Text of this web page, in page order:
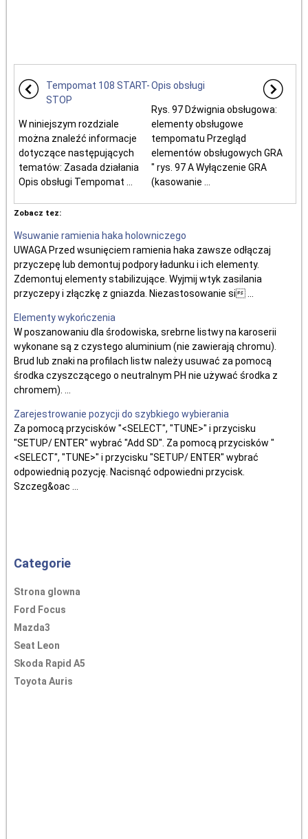
Tempomat 108 START-
STOP
W niniejszym rozdziale
można znaleźć informacje
dotyczące następujących
tematów: Zasada działania
Opis obsługi Tempomat ...
Opis obsługi
Rys. 97 Dźwignia obsługowa:
elementy obsługowe
tempomatu Przegląd
elementów obsługowych GRA
" rys. 97 A Wyłączenie GRA
(kasowanie ...
Zobacz tez:
Wsuwanie ramienia haka holowniczego
UWAGA Przed wsunięciem ramienia haka zawsze odłączaj
przyczepę lub demontuj podpory ładunku i ich elementy.
Zdemontuj elementy stabilizujące. Wyjmij wtyk zasilania
przyczepy i złączkę z gniazda. Niezastosowanie si ...
Elementy wykończenia
W poszanowaniu dla środowiska, srebrne listwy na karoserii
wykonane są z czystego aluminium (nie zawierają chromu).
Brud lub znaki na profilach listw należy usuwać za pomocą
środka czyszczącego o neutralnym PH nie używać środka z
chromem). ...
Zarejestrowanie pozycji do szybkiego wybierania
Za pomocą przycisków "<SELECT", "TUNE>" i przycisku
"SETUP/ ENTER" wybrać "Add SD". Za pomocą przycisków "
<SELECT", "TUNE>" i przycisku "SETUP/ ENTER" wybrać
odpowiednią pozycję. Nacisnąć odpowiedni przycisk.
Szczeg&oac ...
Categorie
Strona glowna
Ford Focus
Mazda3
Seat Leon
Skoda Rapid A5
Toyota Auris